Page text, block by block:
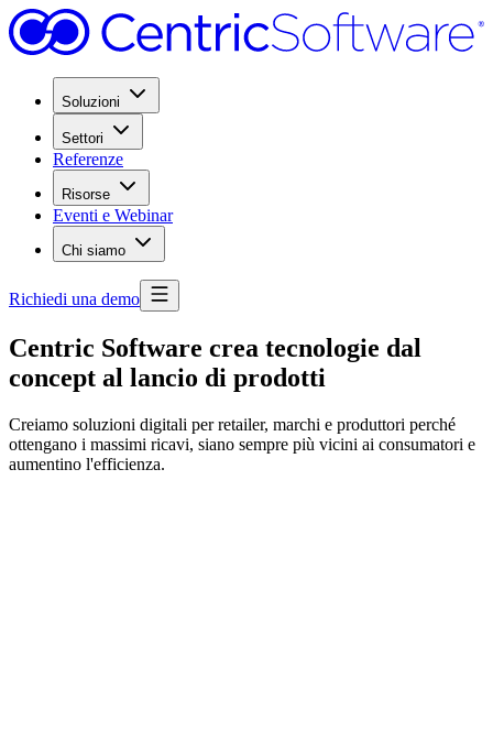
Soluzioni
Settori
Referenze
Risorse
Eventi e Webinar
Chi siamo
Richiedi una demo
Centric Software crea tecnologie dal
concept al lancio di prodotti
Creiamo soluzioni digitali per retailer, marchi e produttori perché
ottengano i massimi ricavi, siano sempre più vicini ai consumatori e
aumentino l'efficienza.